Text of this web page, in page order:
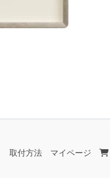
取付方法 マイページ